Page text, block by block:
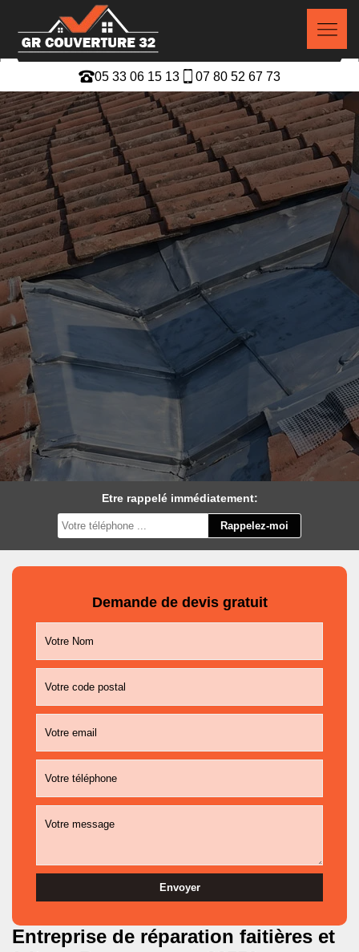
05 33 06 15 13 07 80 52 67 73
Etre rappelé immédiatement:
Entreprise de réparation faitières et
Demande de devis gratuit